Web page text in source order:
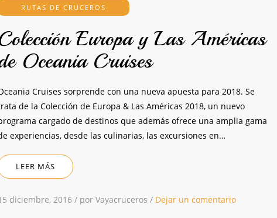
RUTAS DE CRUCEROS
Europa y Las Américas
Oceania Cruises
Cruises sorprende con una nueva apuesta para 2018. Se
de la Colección de Europa & Las Américas 2018, un nuevo
cargado de destinos que además ofrece una amplia gama
experiencias, desde las culinarias, las excursiones en…
LEER MÁS
diciembre, 2016 / por Vayacruceros / Dejar un comentario